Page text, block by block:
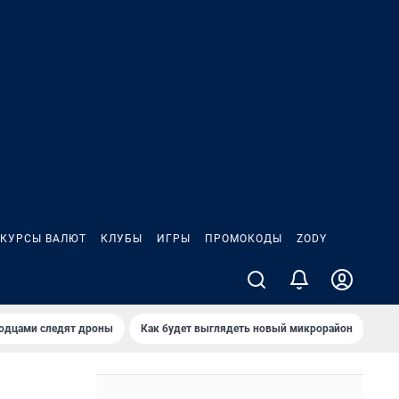
КУРСЫ ВАЛЮТ КЛУБЫ ИГРЫ ПРОМОКОДЫ ZODY
следят дроны Как будет выглядеть новый микрорайон